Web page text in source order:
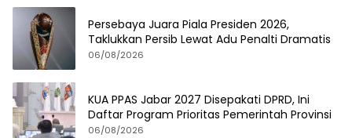
Persebaya Juara Piala Presiden 2026,
Taklukkan Persib Lewat Adu Penalti Dramatis
06/08/2026
KUA PPAS Jabar 2027 Disepakati DPRD, Ini
Daftar Program Prioritas Pemerintah Provinsi
06/08/2026